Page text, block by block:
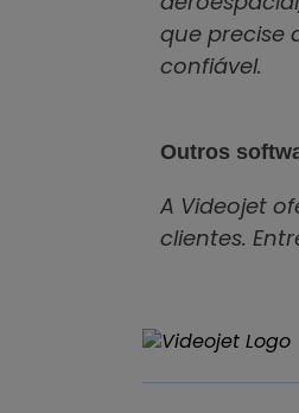
que precise
confiável.
Outros
A Videojet
clientes.